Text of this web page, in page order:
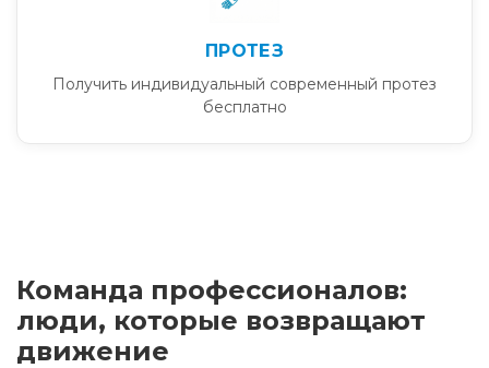
ПРОТЕЗ
Получить индивидуальный современный протез
бесплатно
Команда профессионалов:
люди, которые возвращают
движение